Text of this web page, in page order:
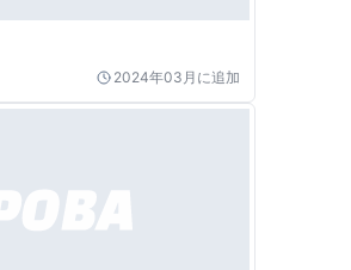
2024年03月 に追加